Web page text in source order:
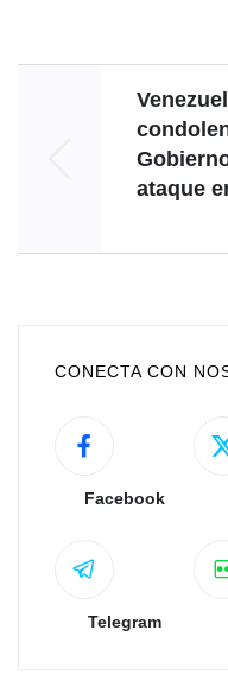
ataque
CONECTA CON
Facebook
Telegram